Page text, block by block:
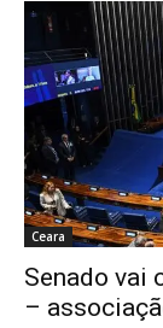
Ceara
Senado vai
–